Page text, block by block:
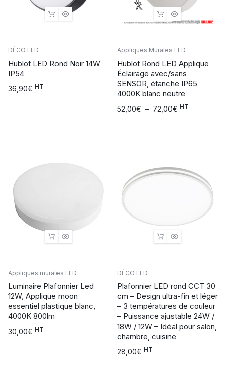
DÉCO LED
Hublot LED Rond Noir 14W
IP54
36,90€ HT
Appliques Murales LED
Hublot Rond LED Applique
Éclairage avec/sans
SENSOR, étanche IP65
4000K blanc neutre
52,00€ – 72,00€
Plage
HT
Appliques murales LED
Luminaire Plafonnier Led
12W, Applique moon
essentiel plastique blanc,
4000K 800lm
30,00€ HT
DÉCO LED
Plafonnier LED rond CCT 30
cm – Design ultra-fin et léger
– 3 températures de couleur
– Puissance ajustable 24W /
18W / 12W – Idéal pour salon,
chambre, cuisine
28,00€ HT